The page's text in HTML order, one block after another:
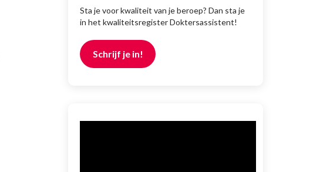
Sta je voor kwaliteit van je beroep? Dan sta je
in het kwaliteitsregister Doktersassistent!
Schrijf je in!